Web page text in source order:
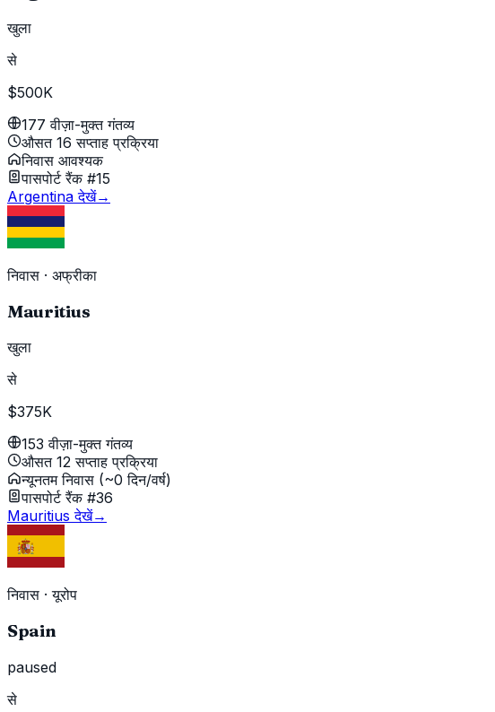
खुला
से
$500K
177 वीज़ा-मुक्त गंतव्य
औसत 16 सप्ताह प्रक्रिया
निवास आवश्यक
पासपोर्ट रैंक #15
Argentina देखें→
निवास · अफ्रीका
Mauritius
खुला
से
$375K
153 वीज़ा-मुक्त गंतव्य
औसत 12 सप्ताह प्रक्रिया
न्यूनतम निवास (~0 दिन/वर्ष)
पासपोर्ट रैंक #36
Mauritius देखें→
निवास ·यूरोप
Spain
paused
से